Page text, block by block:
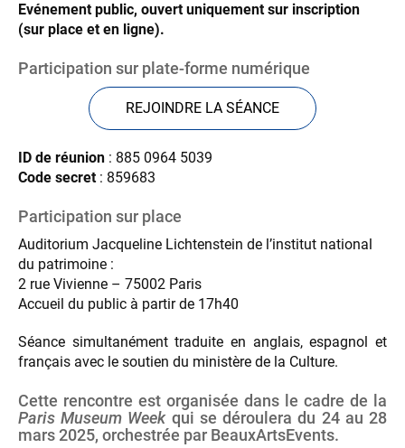
Evénement public, ouvert uniquement sur inscription
(sur place et en ligne).
Participation sur plate-forme numérique
REJOINDRE LA SÉANCE
ID de réunion : 885 0964 5039
Code secret : 859683
Participation sur place
Auditorium Jacqueline Lichtenstein de l’institut national
du patrimoine :
2 rue Vivienne – 75002 Paris
Accueil du public à partir de 17h40
Séance simultanément traduite en anglais, espagnol et
français avec le soutien du ministère de la Culture.
Cette rencontre est organisée dans le cadre de la
Paris Museum Weekqui se déroulera du 24 au 28
mars 2025, orchestrée par BeauxArtsEvents.